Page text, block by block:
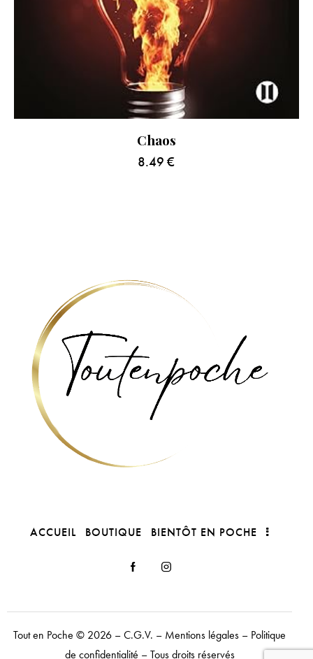
Chaos
8.49 €
ACCUEIL BOUTIQUE BIENTÔT EN POCHE
Tout en Poche © 2026 –C.G.V. – Mentions légales – Politique
de confidentialité – Tous droits réservés